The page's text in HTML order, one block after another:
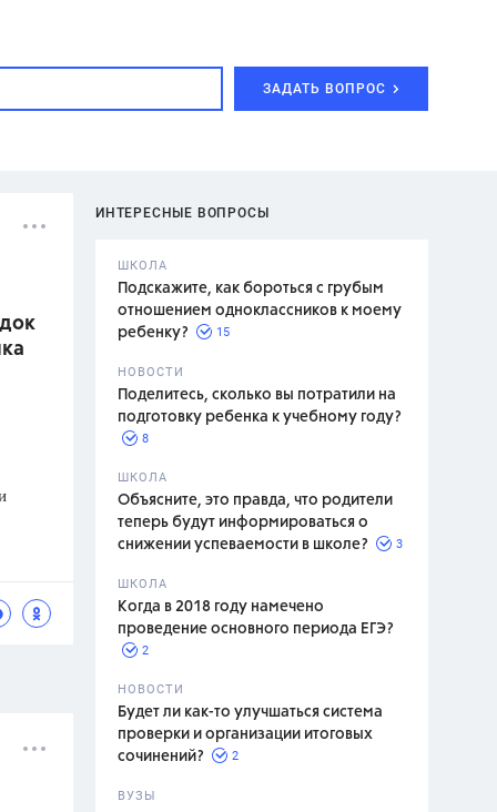
ЗАДАТЬ ВОПРОС
Л.С.,
ИНТЕРЕСНЫЕ ВОПРОСЫ
ШКОЛА
Подскажите, как бороться с грубым
отношением одноклассников к моему
ребенку?
15
НОВОСТИ
Поделитесь, сколько вы потратили на
подготовку ребенка к учебному году?
8
ШКОЛА
Объясните, это правда, что родители
теперь будут информироваться о
снижении успеваемости в школе?
3
ШКОЛА
Когда в 2018 году намечено
проведение основного периода ЕГЭ?
2
НОВОСТИ
Будет ли как-то улучшаться система
проверки и организации итоговых
сочинений?
2
ВУЗЫ